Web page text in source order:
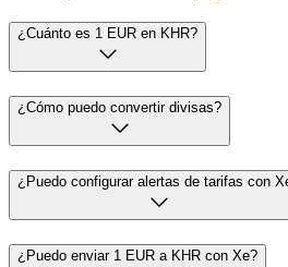
¿Cuánto es 1 EUR en KHR?
¿Cómo puedo convertir divisas?
¿Puedo configurar alertas de tarifas con
¿Puedo enviar 1 EUR a KHR con Xe?